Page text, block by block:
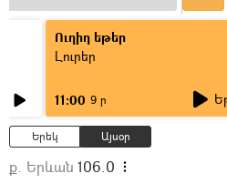
Ուղիղ եթեր
Լուրեր
11:00 9 ր
Երեկ Այսօր
ք. Երևան 106.0